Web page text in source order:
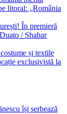
litoral: „România
În premieră
/ Shahar
și textile
exclusivistă la
își serbează